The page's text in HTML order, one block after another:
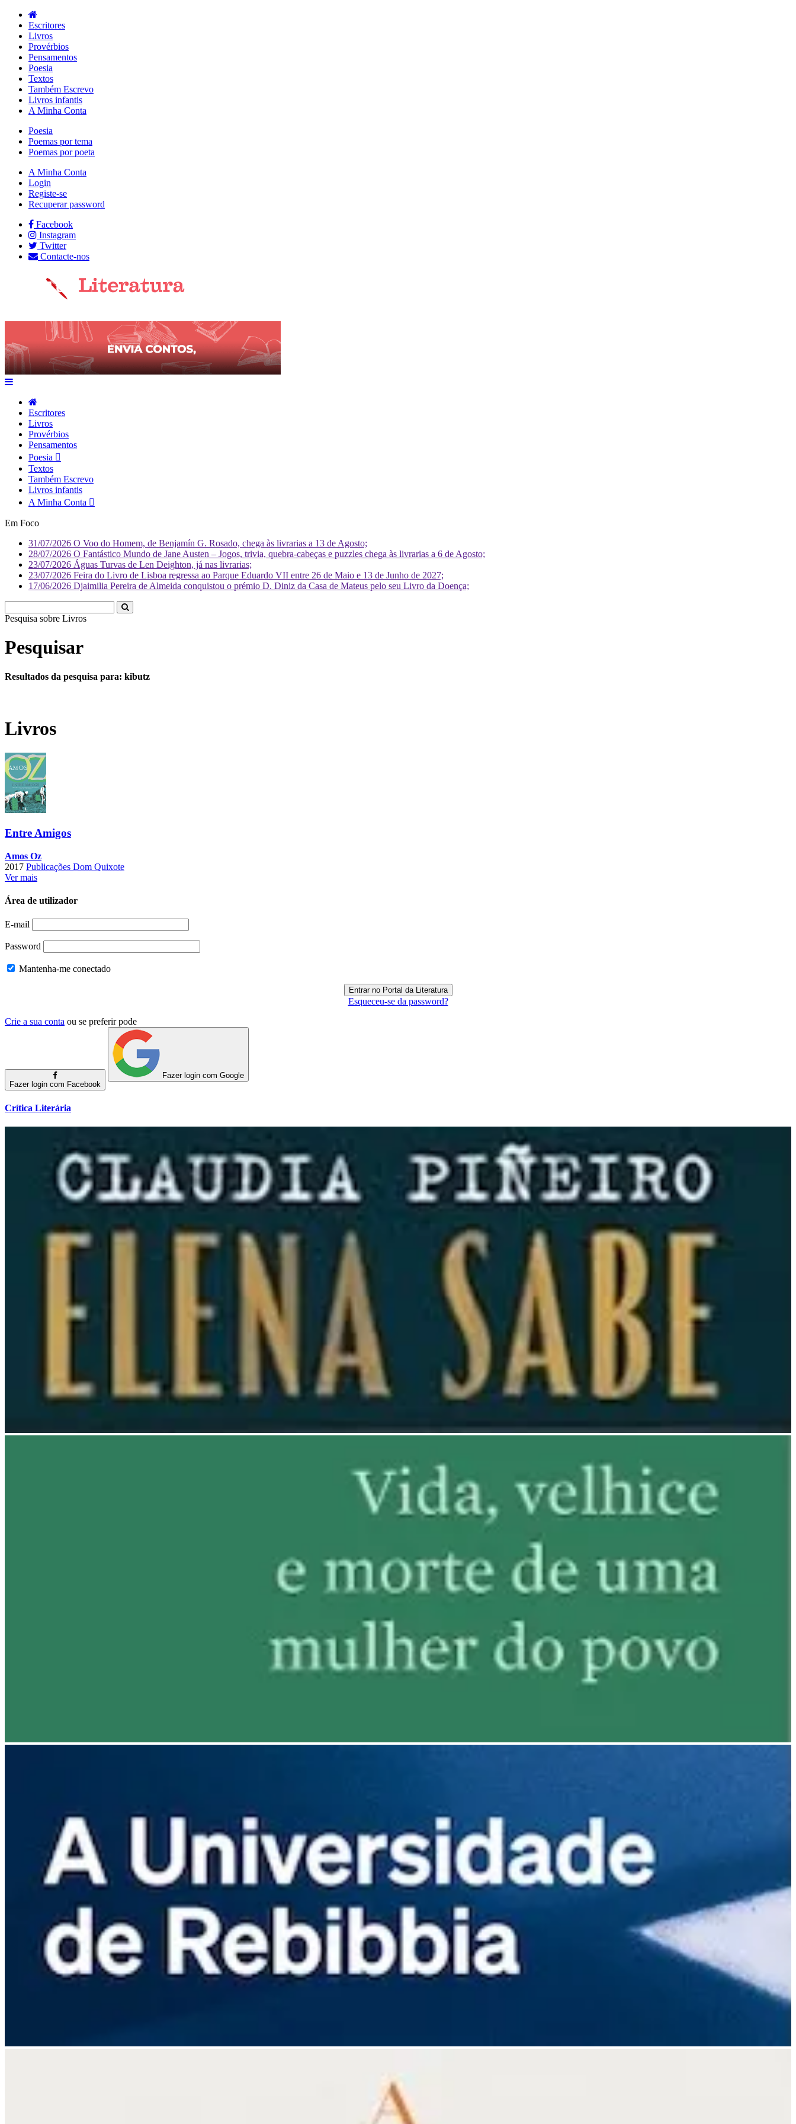
Escritores
Livros
Provérbios
Pensamentos
Poesia
Textos
Também Escrevo
Livros infantis
A Minha Conta
Poesia
Poemas por tema
Poemas por poeta
A Minha Conta
Login
Registe-se
Recuperar password
Facebook
Instagram
Twitter
Contacte-nos
Escritores
Livros
Provérbios
Pensamentos
Poesia
Textos
Também Escrevo
Livros infantis
A Minha Conta
Em Foco
31/07/2026 O Voo do Homem, de Benjamín G. Rosado, chega às livrarias a 13 de Agosto;
28/07/2026 O Fantástico Mundo de Jane Austen – Jogos, trivia, quebra-cabeças e puzzles chega às livrarias a 6 de Agosto;
23/07/2026 Águas Turvas de Len Deighton, já nas livrarias;
23/07/2026 Feira do Livro de Lisboa regressa ao Parque Eduardo VII entre 26 de Maio e 13 de Junho de 2027;
17/06/2026 Djaimilia Pereira de Almeida conquistou o prémio D. Diniz da Casa de Mateus pelo seu Livro da Doença;
Pesquisa sobre
Pesquisar
Resultados da pesquisa para: kibutz
Livros
Entre Amigos
Amos Oz
2017 Publicações Dom Quixote
Ver mais
Área de utilizador
E-mail
Password
Mantenha-me conectado
Esqueceu-se da password?
Crie a sua conta ou se preferir pode
Fazer login com Facebook
Fazer login com Google
Crítica Literária